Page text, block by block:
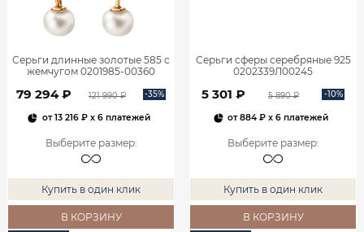
Серьги длинные золотые 585 с
жемчугом 0201985-00360
79 294 ₽ 121 990 ₽ -35%
от13 216 ₽x 6 платежей
Выберите размер:
Купить в один клик
В КОРЗИНУ
Серьги сферы серебряные 925
0202339Л00245
5 301 ₽ 5 890 ₽ -10%
от884 ₽ x 6 платежей
Выберите размер:
Купить в один клик
В КОРЗИНУ